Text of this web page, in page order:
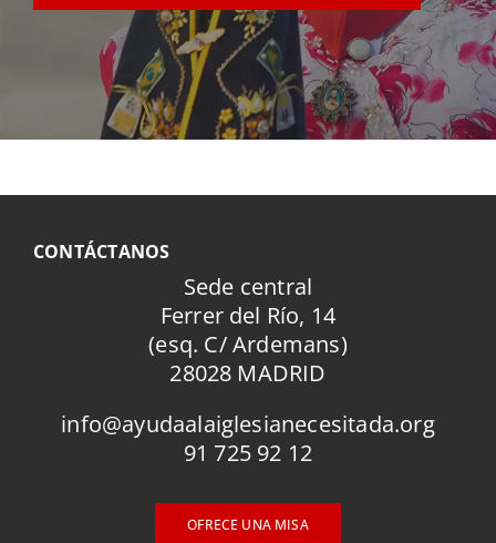
CONTÁCTANOS
Sede central
Ferrer del Río, 14
(esq. C/ Ardemans)
28028 MADRID
info@ayudaalaiglesianecesitada.org
91 725 92 12
OFRECE UNA MISA